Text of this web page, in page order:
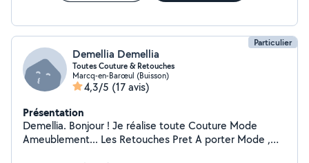
Particulier
Demellia Demellia
Toutes Couture & Retouches
Marcq-en-Barœul (Buisson)
4,3/5 (17 avis)
Présentation
Demellia. Bonjour ! Je réalise toute Couture Mode
Ameublement... Les Retouches Pret A porter Mode ,